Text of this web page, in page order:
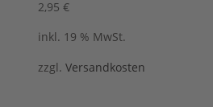
2,95€
inkl. 19 % MwSt.
zzgl.Versandkosten